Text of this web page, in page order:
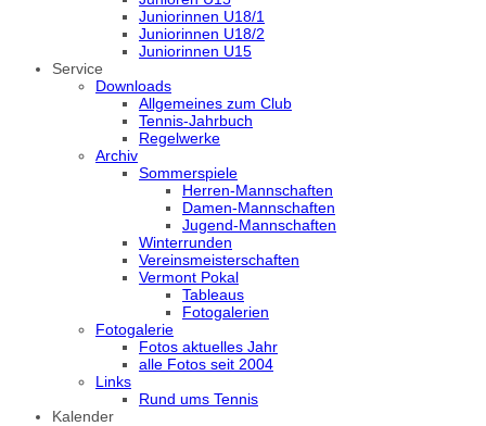
Juniorinnen U18/1
Juniorinnen U18/2
Juniorinnen U15
Service
Downloads
Allgemeines zum Club
Tennis-Jahrbuch
Regelwerke
Archiv
Sommerspiele
Herren-Mannschaften
Damen-Mannschaften
Jugend-Mannschaften
Winterrunden
Vereinsmeisterschaften
Vermont Pokal
Tableaus
Fotogalerien
Fotogalerie
Fotos aktuelles Jahr
alle Fotos seit 2004
Links
Rund ums Tennis
Kalender